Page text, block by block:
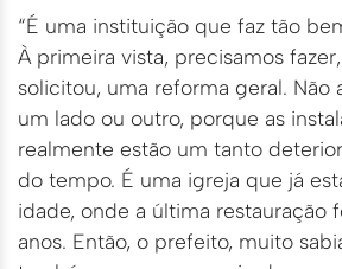
“É uma instituição que faz tão
À primeira vista, precisamos
solicitou, uma reforma geral. Não
um lado ou outro, porque as
realmente estão um tanto
do tempo. É uma igreja que já
idade, onde a última restauração
anos. Então, o prefeito, muito